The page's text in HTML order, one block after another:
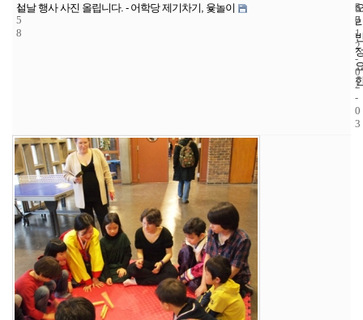
1
5
8
설날 행사 사진 올립니다. - 어학당 제기차기, 윷놀이
6
7
2
0
1
2
-
0
2
-
0
3